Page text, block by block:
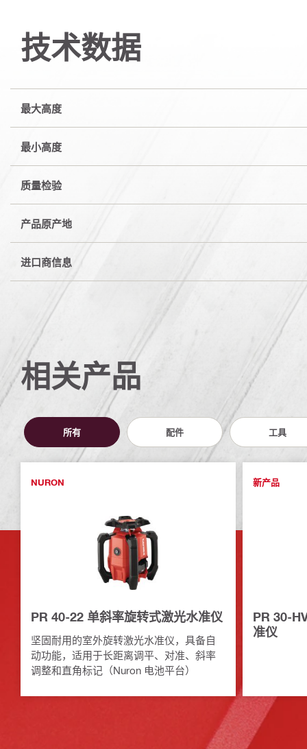
技术数据
最大高度
最小高度
质量检验
产品原产地
进口商信息
相关产品
所有 配件 工具
NURON
PR 40-22 单斜率旋转式激光水准仪
坚固耐用的室外旋转激光水准仪，具备自
动功能，适用于长距离调平、对准、斜率
调整和直角标记（Nuron 电池平台）
新产品
PR 30-
准仪